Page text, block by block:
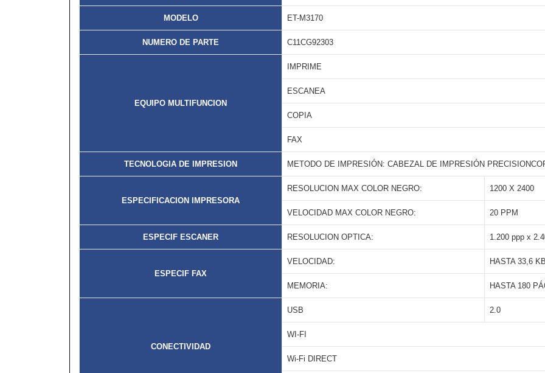
MODELO ET-M3170
NUMERO DE PARTE C11CG92303
EQUIPO MULTIFUNCION
IMPRIME
ESCANEA
COPIA
FAX
TECNOLOGIA DE IMPRESION METODO DE IMPRESIÓN: CABEZAL DE IMPRESIÓN
ESPECIFICACION IMPRESORA
RESOLUCION MAX COLOR NEGRO: 1200 X 2400
VELOCIDAD MAX COLOR NEGRO: 20 PPM
ESPECIF ESCANER RESOLUCION OPTICA: 1.200 ppp x
ESPECIF FAX
VELOCIDAD: HASTA 33,6
MEMORIA: HASTA 180
CONECTIVIDAD
USB 2.0
WI-FI
Wi-Fi DIRECT